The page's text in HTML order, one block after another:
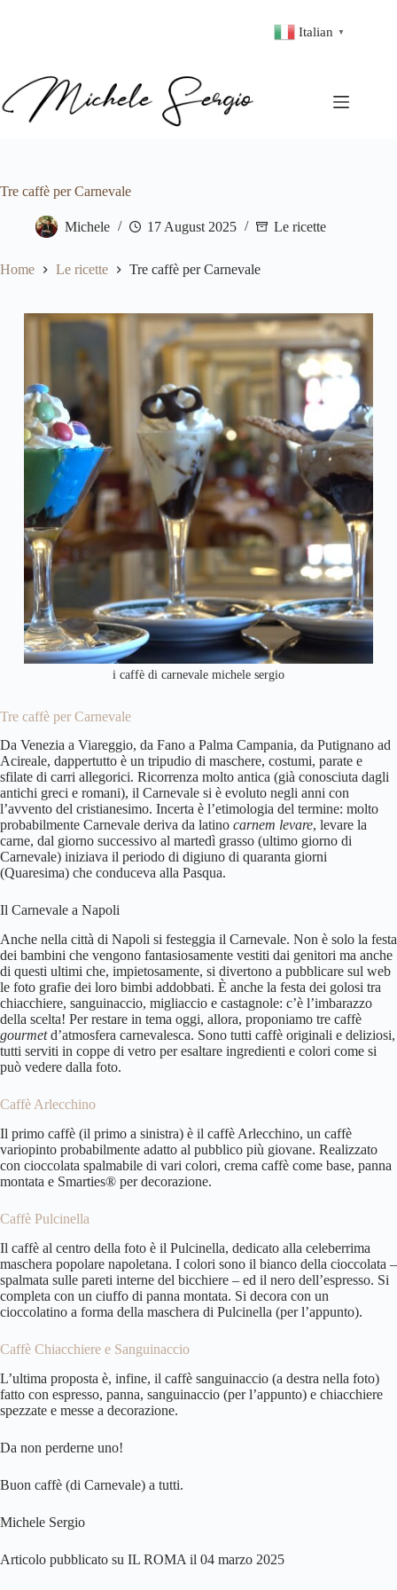
Italian ▼
Tre caffè per Carnevale
Michele 17 August 2025 Le ricette
Home Le ricette Tre caffè per Carnevale
i caffè di carnevale michele sergio
Tre caffè per Carnevale
Da Venezia a Viareggio, da Fano a Palma Campania, da Putignano ad
Acireale, dappertutto è un tripudio di maschere, costumi, parate e
sfilate di carri allegorici. Ricorrenza molto antica (già conosciuta dagli
antichi greci e romani), il Carnevale si è evoluto negli anni con
l’avvento del cristianesimo. Incerta è l’etimologia del termine: molto
probabilmente Carnevale deriva da latino carnem levare, levare la
carne, dal giorno successivo al martedì grasso (ultimo giorno di
Carnevale) iniziava il periodo di digiuno di quaranta giorni
(Quaresima) che conduceva alla Pasqua.
Il Carnevale a Napoli
Anche nella città di Napoli si festeggia il Carnevale. Non è solo la festa
dei bambini che vengono fantasiosamente vestiti dai genitori ma anche
di questi ultimi che, impietosamente, si divertono a pubblicare sul web
le foto grafie dei loro bimbi addobbati. È anche la festa dei golosi tra
chiacchiere, sanguinaccio, migliaccio e castagnole: c’è l’imbarazzo
della scelta! Per restare in tema oggi, allora, proponiamo tre caffè
gourmetd’atmosfera carnevalesca. Sono tutti caffè originali e deliziosi,
tutti serviti in coppe di vetro per esaltare ingredienti e colori come si
può vedere dalla foto.
Caffè Arlecchino
Il primo caffè (il primo a sinistra) è il caffè Arlecchino, un caffè
variopinto probabilmente adatto al pubblico più giovane. Realizzato
con cioccolata spalmabile di vari colori, crema caffè come base, panna
montata e Smarties® per decorazione.
Caffè Pulcinella
Il caffè al centro della foto è il Pulcinella, dedicato alla celeberrima
maschera popolare napoletana. I colori sono il bianco della cioccolata –
spalmata sulle pareti interne del bicchiere – ed il nero dell’espresso. Si
completa con un ciuffo di panna montata. Si decora con un
cioccolatino a forma della maschera di Pulcinella (per l’appunto).
Caffè Chiacchiere e Sanguinaccio
L’ultima proposta è, infine, il caffè sanguinaccio (a destra nella foto)
fatto con espresso, panna, sanguinaccio (per l’appunto) e chiacchiere
spezzate e messe a decorazione.
Da non perderne uno!
Buon caffè (di Carnevale) a tutti.
Michele Sergio
Articolo pubblicato su IL ROMA il 04 marzo 2025